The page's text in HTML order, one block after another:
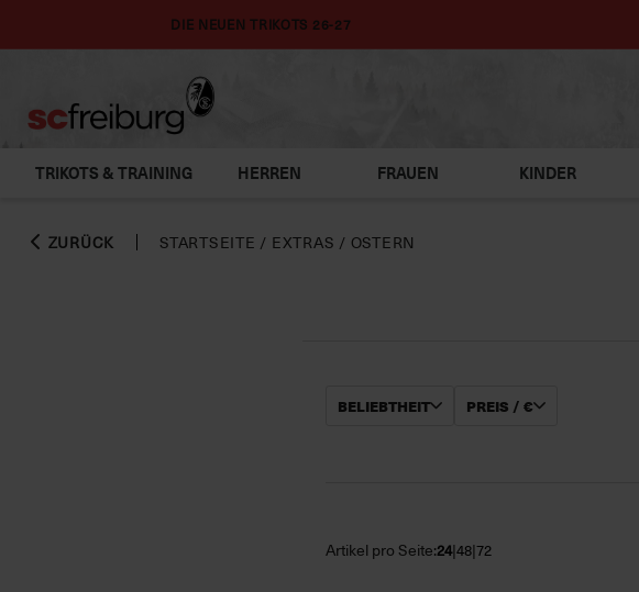
DIE NEUEN TRIKOTS 26-27
TRIKOTS & TRAINING HERREN FRAUEN KINDER
ZURÜCK STARTSEITE / EXTRAS / OSTERN
BELIEBTHEIT PREIS / €
Artikel pro Seite:24|48|72